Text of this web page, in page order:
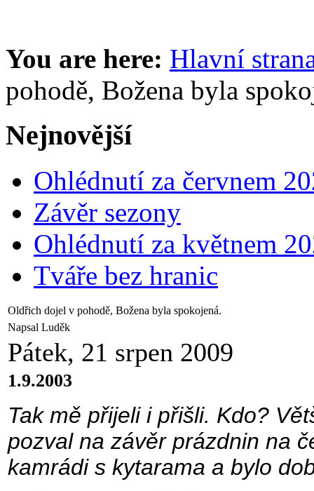
You are here: Hlavní
pohodě, Božena byla
Nejnovější
Ohlédnutí za červnem
Závěr sezony
Ohlédnutí za květnem
Tváře bez hranic
Oldřich dojel v pohodě, Božena byla spokojená.
Napsal Luděk
Pátek, 21 srpen 2009
1.9.2003
Tak mě přijeli i přišli. Kdo?
pozval na závěr prázdnin na
kamrádi s kytarama a bylo